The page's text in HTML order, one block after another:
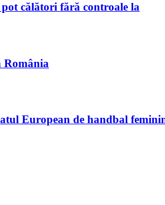
călători fără controale la
România
European de handbal